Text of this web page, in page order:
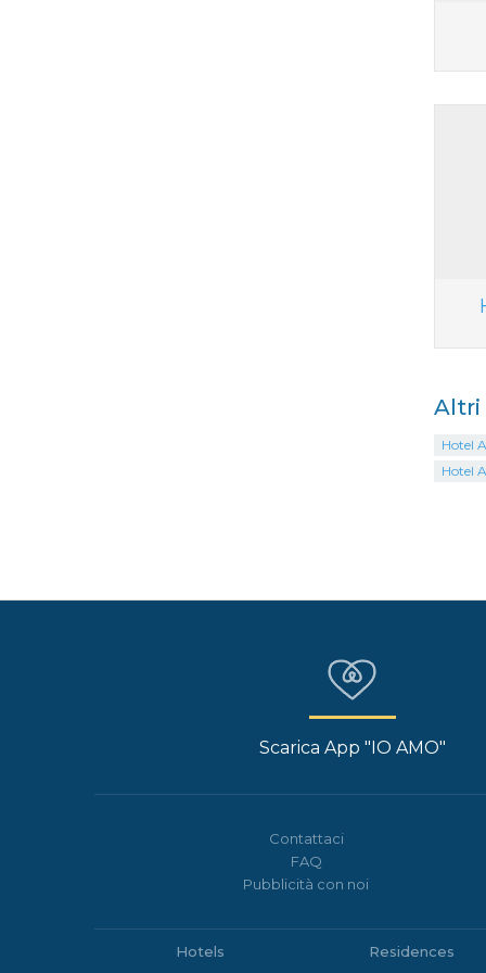
Altri
Hotel
Hotel
Scarica App "IO AMO"
Contattaci
FAQ
Pubblicità con noi
Hotels Residences